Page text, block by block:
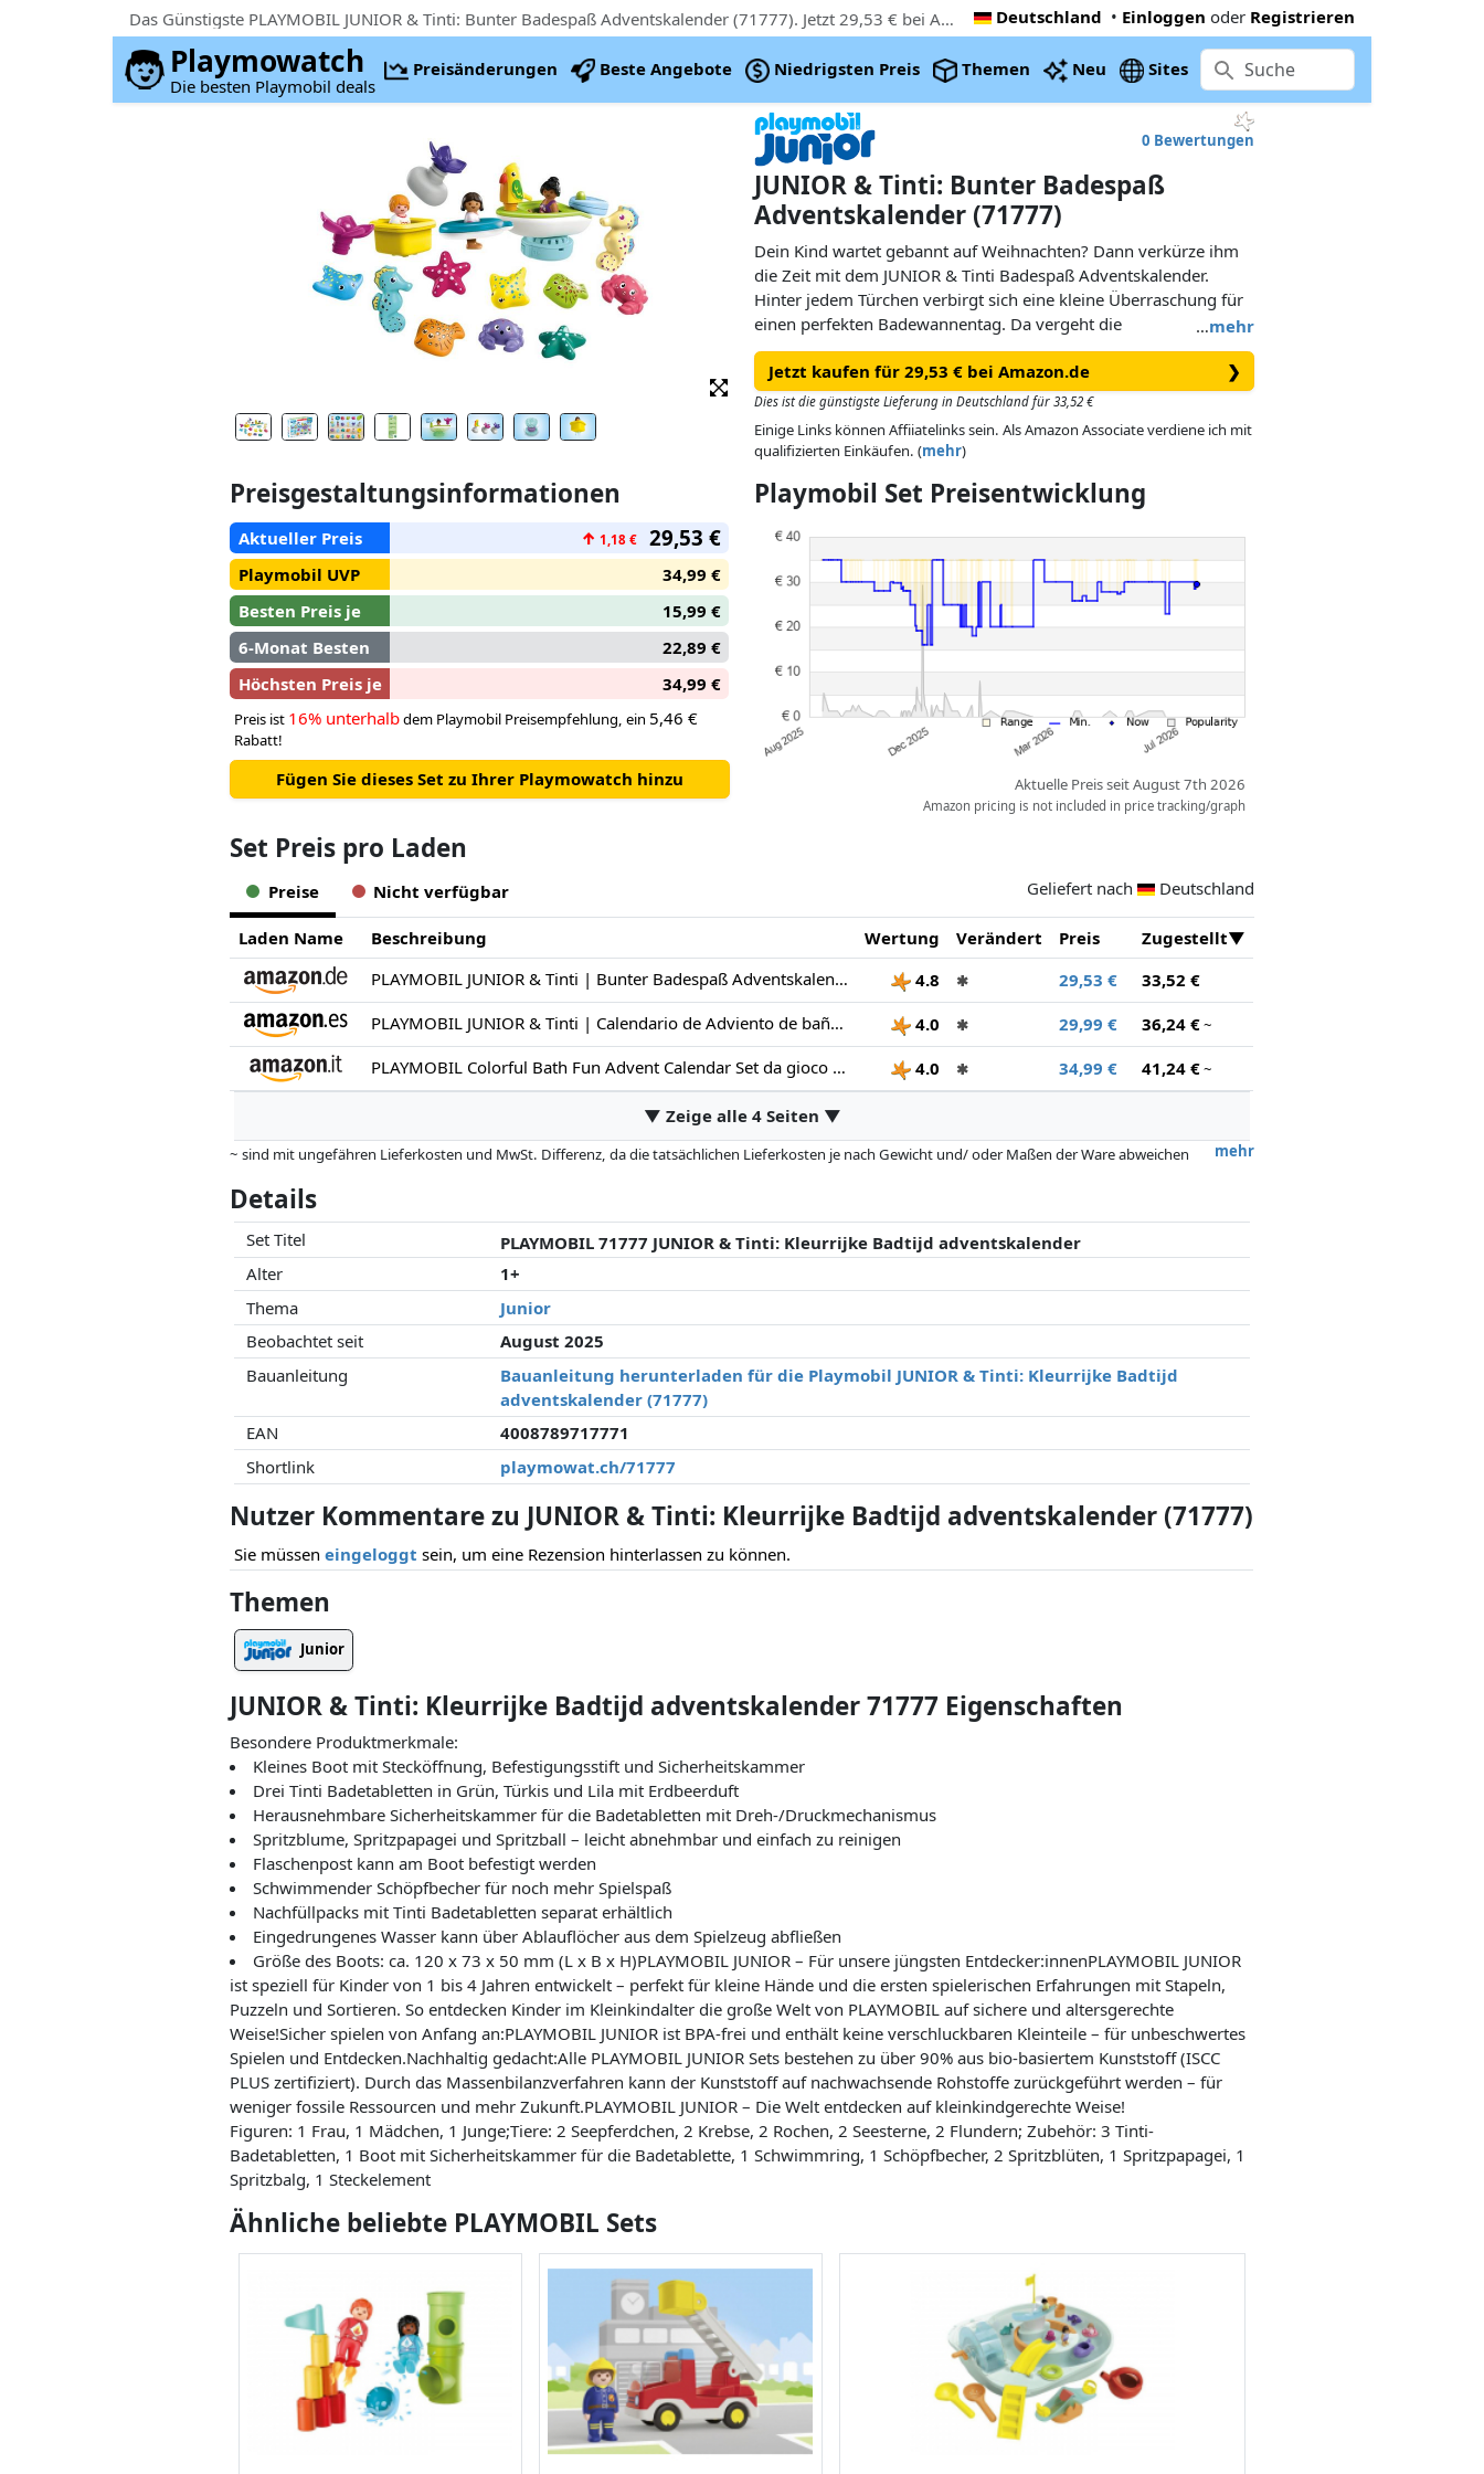
Das Günstigste PLAYMOBIL JUNIOR & Tinti: Bunter Badespaß Adventskalender (71777). Jetzt 29,53 € bei Amazon.de, 16% unterhalb das Playmobil UVP Deutschland • Einloggen oder Registrieren
Playmowatch
Die besten Playmobil deals
Preisänderungen Beste Angebote Niedrigsten Preis Themen Neu Sites
0 Bewertungen
JUNIOR & Tinti: Bunter Badespaß
Adventskalender (71777)
…mehr
Dein Kind wartet gebannt auf Weihnachten? Dann verkürze ihm
die Zeit mit dem JUNIOR & Tinti Badespaß Adventskalender.
Hinter jedem Türchen verbirgt sich eine kleine Überraschung für
einen perfekten Badewannentag. Da vergeht die
Vorweihnachtszeit wie im Flug und schon ist der große Tag da!
Das kleine Boot schippert verträumt durch das Meer. Da taucht
plötzlich ein fröhlicher Papagei am Horizont auf und landet auf
dem Bug. Es tauchen immer mehr lustige Wassertiere auf,
Aber was schwimmt denn da? Ist das eine Flaschenpost? Schnell
Spritzbalg verwandeln sich die Blume und der Papagei in tolle
Wasserspritzen.
Lust auf farbiges Wasser? Kein Problem, die Tinti Badetabletten
Die Badetablette lässt sich sicher an der Unterseite des Bootes in
der Kammer verstauen und das Wasser färbt sich sprudelnd
Jetzt kaufen für 29,53 € bei Amazon.de ❯
Dies ist die günstigste Lieferung in Deutschland für 33,52 €
Einige Links können Affiiatelinks sein. Als Amazon Associate verdiene ich mit
qualifizierten Einkäufen. (mehr)
Preisgestaltungsinformationen
Aktueller Preis ↑ 1,18 € 29,53 €
Playmobil UVP
34,99 €
Besten Preis je
15,99 €
6-Monat Besten
22,89 €
Höchsten Preis je
34,99 €
Preis ist 16% unterhalbdem Playmobil Preisempfehlung, ein 5,46 €
Rabatt!
Fügen Sie dieses Set zu Ihrer Playmowatch hinzu
Playmobil Set Preisentwicklung
Aktuelle Preis seit August 7th 2026
Amazon pricing is not included in price tracking/graph
Set Preis pro Laden
Preise Nicht verfügbar Geliefert nach Deutschland
Laden Name Beschreibung Wertung Verändert Preis
Zugestellt
PLAYMOBIL JUNIOR & Tinti | Bunter Badespaß Adventskalender | Nachhaltiger Adventskalender mit Wasserspielzeug | Tägliche Überraschungen für Kinder ab 1 Jahr | Perfektes Weihnachtsgeschenk | 71777
4.8 ✱ 29,53 €
33,52 €
PLAYMOBIL JUNIOR & Tinti | Calendario de Adviento de baño multicolor | Calendario sostenible con juguetes acuáticos | Sorpresas diarias para niños a partir de 1 año | Regalo navideño perfecto | 71777
4.0 ✱ 29,99 € 36,24 €~
PLAYMOBIL Colorful Bath Fun Advent Calendar Set da gioco con statuine, JUNIOR & Tinti Bagno colorato 4.0 ✱ 34,99 € 41,24 €~
▼ Zeige alle 4 Seiten ▼
mehr
~ sind mit ungefähren Lieferkosten und MwSt. Differenz, da die tatsächlichen Lieferkosten je nach Gewicht und/ oder Maßen der Ware abweichen
Preise und Verfügbarkeiten können sich seit der letzten Aktualisierung geändert haben. Die Ordnung erfolgt rein nach dem Preis, Vergütungen durch
Partner haben darauf keinerlei Einfluss. Nur bei gleichen Preisen können historische Leistungen die Ordnung beeinflussen.
Details
Set Titel
PLAYMOBIL 71777 JUNIOR & Tinti: Kleurrijke Badtijd adventskalender
Alter
1+
Thema
Junior
Beobachtet seit
August 2025
Bauanleitung
Bauanleitung herunterladen für die Playmobil JUNIOR & Tinti: Kleurrijke Badtijd
adventskalender (71777)
EAN
4008789717771
Shortlink
playmowat.ch/71777
Nutzer Kommentare zu JUNIOR & Tinti: Kleurrijke Badtijd adventskalender (71777)
Sie müssen eingeloggt sein, um eine Rezension hinterlassen zu können.
Themen
Junior
JUNIOR & Tinti: Kleurrijke Badtijd adventskalender 71777 Eigenschaften
Besondere Produktmerkmale:
Kleines Boot mit Stecköffnung, Befestigungsstift und Sicherheitskammer
Drei Tinti Badetabletten in Grün, Türkis und Lila mit Erdbeerduft
Herausnehmbare Sicherheitskammer für die Badetabletten mit Dreh-/Druckmechanismus
Spritzblume, Spritzpapagei und Spritzball – leicht abnehmbar und einfach zu reinigen
Flaschenpost kann am Boot befestigt werden
Schwimmender Schöpfbecher für noch mehr Spielspaß
Nachfüllpacks mit Tinti Badetabletten separat erhältlich
Eingedrungenes Wasser kann über Ablauflöcher aus dem Spielzeug abfließen
Größe des Boots: ca. 120 x 73 x 50 mm (L x B x H)PLAYMOBIL JUNIOR – Für unsere jüngsten Entdecker:innenPLAYMOBIL JUNIOR
ist speziell für Kinder von 1 bis 4 Jahren entwickelt – perfekt für kleine Hände und die ersten spielerischen Erfahrungen mit Stapeln,
Puzzeln und Sortieren. So entdecken Kinder im Kleinkindalter die große Welt von PLAYMOBIL auf sichere und altersgerechte
Weise!Sicher spielen von Anfang an:PLAYMOBIL JUNIOR ist BPA-frei und enthält keine verschluckbaren Kleinteile – für unbeschwertes
Spielen und Entdecken.Nachhaltig gedacht:Alle PLAYMOBIL JUNIOR Sets bestehen zu über 90% aus bio-basiertem Kunststoff (ISCC
PLUS zertifiziert). Durch das Massenbilanzverfahren kann der Kunststoff auf nachwachsende Rohstoffe zurückgeführt werden – für
weniger fossile Ressourcen und mehr Zukunft.PLAYMOBIL JUNIOR – Die Welt entdecken auf kleinkindgerechte Weise!
Figuren: 1 Frau, 1 Mädchen, 1 Junge;Tiere: 2 Seepferdchen, 2 Krebse, 2 Rochen, 2 Seesterne, 2 Flundern; Zubehör: 3 Tinti-
Badetabletten, 1 Boot mit Sicherheitskammer für die Badetablette, 1 Schwimmring, 1 Schöpfbecher, 2 Spritzblüten, 1 Spritzpapagei, 1
Spritzbalg, 1 Steckelement
Ähnliche beliebte PLAYMOBIL Sets